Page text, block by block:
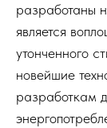
разработаны
является
утонченного
новейшие
разработкам